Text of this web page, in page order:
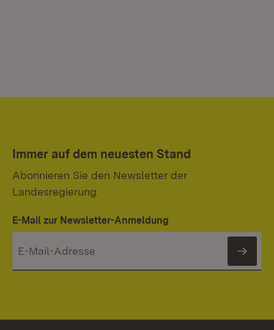
Immer auf dem neuesten Stand
Abonnieren Sie den Newsletter der
Landesregierung.
E-Mail zur Newsletter-Anmeldung